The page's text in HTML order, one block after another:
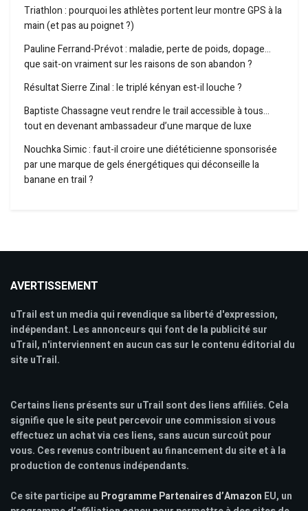
Triathlon : pourquoi les athlètes portent leur montre GPS à la
main (et pas au poignet ?)
Pauline Ferrand-Prévot : maladie, perte de poids, dopage…
que sait-on vraiment sur les raisons de son abandon ?
Résultat Sierre Zinal : le triplé kényan est-il louche ?
Baptiste Chassagne veut rendre le trail accessible à tous…
tout en devenant ambassadeur d’une marque de luxe
Nouchka Simic : faut-il croire une diététicienne sponsorisée
par une marque de gels énergétiques qui déconseille la
banane en trail ?
AVERTISSEMENT
uTrail est un media qui revendique sa liberté d'expression,
indépendant. Les annonceurs qui font de la publicité sur
uTrail, n'interviennent en aucun cas sur le contenu éditorial du
site uTrail.
Certains liens présents sur uTrail sont des liens affiliés. Cela
signifie que le site peut percevoir une commission si vous
effectuez un achat via ces liens, sans aucun surcoût pour
vous. Ces revenus contribuent au financement du site et à la
production de contenus indépendants.
Ce site participe au Programme Partenaires d’Amazon EU, un